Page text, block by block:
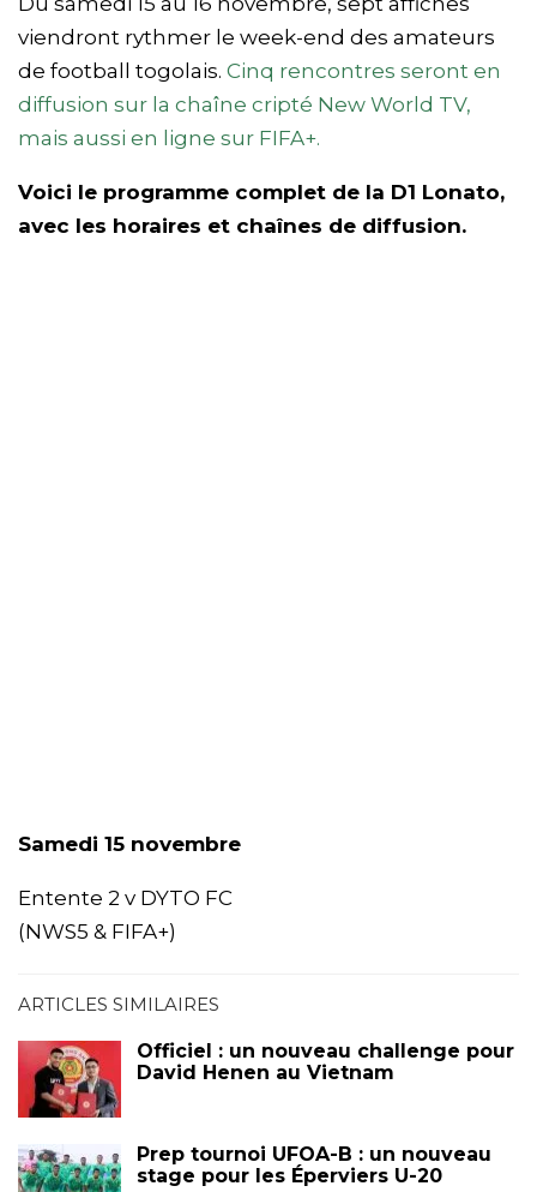
viendront rythmer le week-end des amateurs
de football togolais. Cinq rencontres seront en
diffusion sur la chaîne cripté New World TV,
mais aussi en ligne sur FIFA+.
Voici le programme complet de la D1 Lonato,
avec les horaires et chaînes de diffusion.
Samedi 15 novembre
Entente 2 v DYTO FC
(NWS5 & FIFA+)
ARTICLES SIMILAIRES
Officiel : un nouveau challenge pour
David Henen au Vietnam
Prep tournoi UFOA-B : un nouveau
stage pour les Éperviers U-20